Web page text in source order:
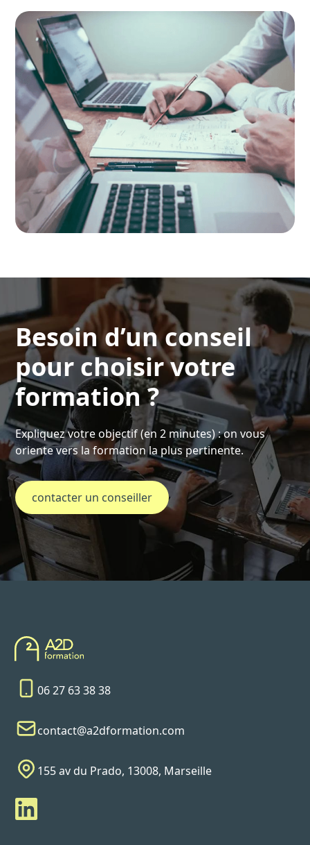
Besoin d’un conseil
pour choisir votre
formation ?
Expliquez votre objectif (en 2 minutes) : on vous
oriente vers la formation la plus pertinente.
contacter un conseiller
06 27 63 38 38
contact@a2dformation.com
155 av du Prado, 13008, Marseille